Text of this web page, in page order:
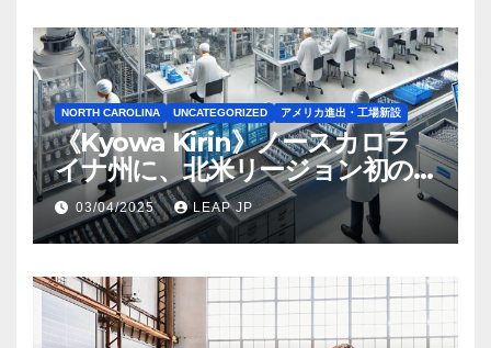
NORTH CAROLINA UNCATEGORIZED アメリカ進出・工場新設
《Kyowa Kirin》ノースカロラ
イナ州に、北米リージョン初の
工場建設を決定
03/04/2025 LEAP JP